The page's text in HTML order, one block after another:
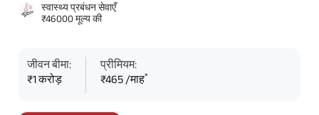
स्वास्थ्य प्रबंधन सेवाएँ
₹46000 मूल्य की
जीवन बीमा:
₹1 करोड़
प्रीमियम:
₹465 /माह*